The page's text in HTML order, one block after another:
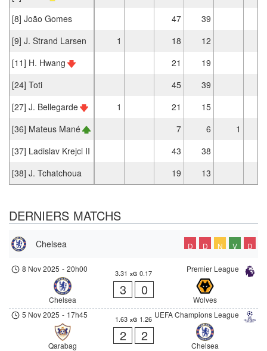
[8] João Gomes
47 39
[9] J. Strand Larsen
1 18
12
[11] H. Hwang
21 19
[24] Toti
45
39
[27] J. Bellegarde
1 21
15
[36] Mateus Mané
7 6
1
[37] Ladislav Krejci II
43
38
[38] J. Tchatchoua
19 13
DERNIERS MATCHS
Chelsea D D N V D
Premier League
8 Nov 2025 - 20h00
Chelsea
3.31 xG 0.17
3 0
Wolves
UEFA Champions League
5 Nov 2025 - 17h45
Qarabag
1.63 xG 1.26
2 2
Chelsea